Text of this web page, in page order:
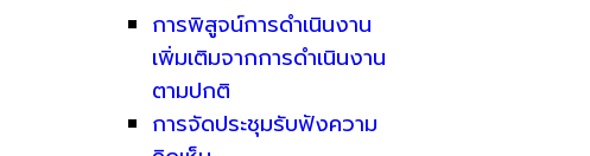
การพิสูจน์การดำเนินงาน
เพิ่มเติมจากการดำเนินงาน
ตามปกติ
การจัดประชุมรับฟังความ